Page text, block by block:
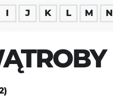
I J K L M N